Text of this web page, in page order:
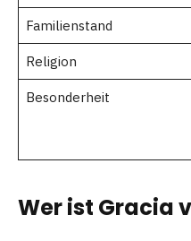
Familienstand
Religion
Besonderheit
Wer ist Gracia